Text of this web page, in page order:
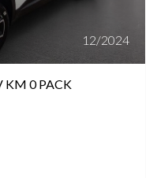
12/2024
KM 0 PACK